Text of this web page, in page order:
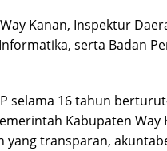
Kanan, Inspektur
serta Badan
selama 16 tahun
Kabupaten Way
transparan,